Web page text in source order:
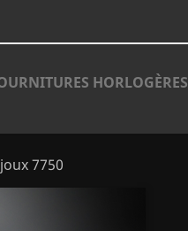
HORLOGÈRES
7750